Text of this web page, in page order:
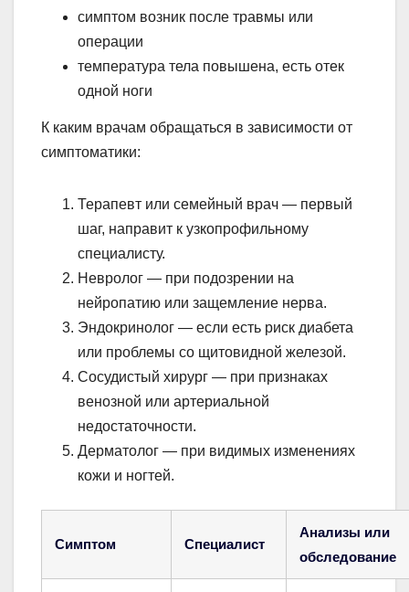
симптом возник после травмы или
операции
температура тела повышена, есть отек
одной ноги
К каким врачам обращаться в зависимости от
симптоматики:
Терапевт или семейный врач — первый
шаг, направит к узкопрофильному
специалисту.
Невролог — при подозрении на
нейропатию или защемление нерва.
Эндокринолог — если есть риск диабета
или проблемы со щитовидной железой.
Сосудистый хирург — при признаках
венозной или артериальной
недостаточности.
Дерматолог — при видимых изменениях
кожи и ногтей.
Симптом Специалист
Анализы или
обследование